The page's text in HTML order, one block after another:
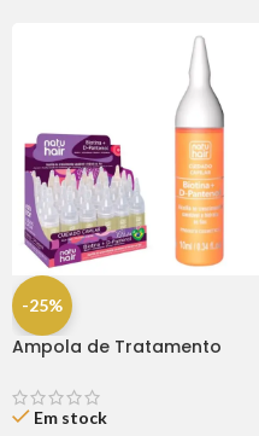
-25%
Ampola de Tratamento
Hair (1 UNIDADE)
Em stock